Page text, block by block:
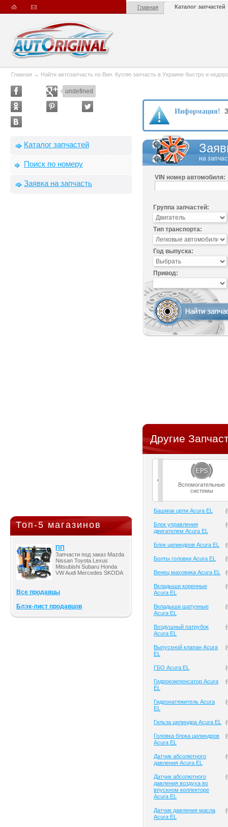
Главная Каталог запчастей
Главная → Найти автозапчасть по Вин. Куплю запчасть в Украине быстро и
undefined
Каталог запчастей
Поиск по номеру
Заявка на запчасть
Топ-5 магазинов
ПП
Запчасти под заказ Mazda
Nissan Toyota Lexus
Mitsubishi Subaru Honda
VW Audi Mercedes SKODA
Все продавцы
Блэк-лист продавцов
Информация!
на
VIN номер автомобиля:
Группа запчастей:
Тип транспорта:
Год выпуска:
Привод:
Другие
Вспомогательные
системы
Башмак цепи Acura EL (
Блок управления
двигателем Acura EL
(
Блок цилиндров Acura EL (
Болты головки Acura EL (
Венец маховика Acura EL (
Вкладыши коренные
Acura EL
(
Вкладыши шатунные
Acura EL
(
Воздушный патрубок
Acura EL
(
Выпускной клапан Acura
EL
(
ГБО Acura EL (
Гидрокомпенсатор Acura
EL
(
Гидронатяжитель Acura
EL
(
Гильза цилиндра Acura EL (
Головка блока цилиндров
Acura EL
(
Датчик абсолютного
давления Acura EL
(
Датчик абсолютного
давления воздуха во
впускном коллекторе
Acura EL
(
Датчик давления масла
Acura EL
(